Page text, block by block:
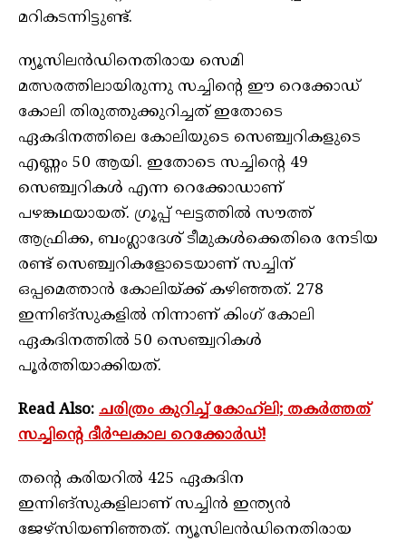
മറികടന്നിട്ടുണ്ട്.
ന്യൂസിലന്‍ഡിനെതിരായ സെമി
മത്സരത്തിലായിരുന്നു സച്ചിന്‍റെ ഈ റെക്കോഡ്
കോലി തിരുത്തുക്കുറിച്ചത് ഇതോടെ
ഏകദിനത്തിലെ കോലിയുടെ സെഞ്ച്വറികളുടെ
എണ്ണം 50 ആയി. ഇതോടെ സച്ചിന്‍റെ 49
സെഞ്ച്വറികൾ എന്ന റെക്കോഡാണ്
പഴങ്കഥയായത്. ഗ്രൂപ്പ് ഘട്ടത്തില്‍ സൗത്ത്
ആഫ്രിക്ക, ബംഗ്ലാദേശ് ടീമുകൾക്കെതിരെ നേടിയ
രണ്ട് സെഞ്ച്വറികളോടെയാണ് സച്ചിന്
ഒപ്പമെത്താന്‍ കോലിയ്‌ക്ക് കഴിഞ്ഞത്. 278
ഇന്നിങ്‌സുകളില്‍ നിന്നാണ് കിംഗ് കോലി
ഏകദിനത്തില്‍ 50 സെഞ്ച്വറികൾ
പൂർത്തിയാക്കിയത്.
Read Also: ചരിത്രം കുറിച്ച് കോഹ്‌ലി; തകർത്തത്
സച്ചിന്റെ ദീർഘകാല റെക്കോർഡ്!
തന്‍റെ കരിയറില്‍ 425 ഏകദിന
ഇന്നിങ്‌സുകളിലാണ് സച്ചിന്‍ ഇന്ത്യൻ
ജേഴ്‌സിയണിഞ്ഞത്. ന്യൂസിലന്‍ഡിനെതിരായ